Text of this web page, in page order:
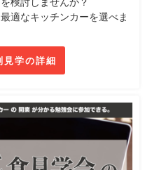
検討しませんか？
適なキッチンカーを選べま
見学の詳細